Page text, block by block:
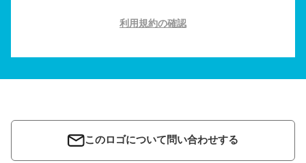
利用規約の確認
このロゴについて問い合わせする